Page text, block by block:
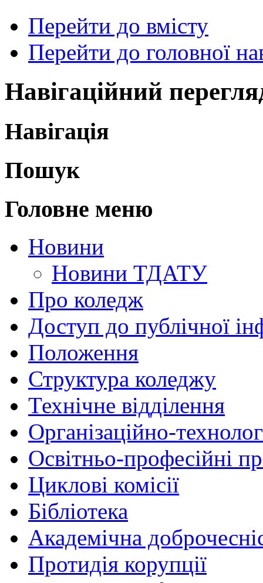
Перейти до вмісту
Перейти до головної
Навігаційний
Навігація
Пошук
Головне меню
Новини
Новини ТДАТУ
Про коледж
Доступ до публічної
Положення
Структура коледжу
Технічне відділення
Організаційно-
Освітньо-професійні
Циклові комісії
Бібліотека
Академічна
Протидія корупції